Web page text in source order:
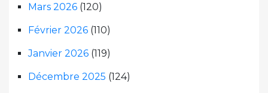
Mars 2026 (120)
Février 2026 (110)
Janvier 2026 (119)
Décembre 2025 (124)